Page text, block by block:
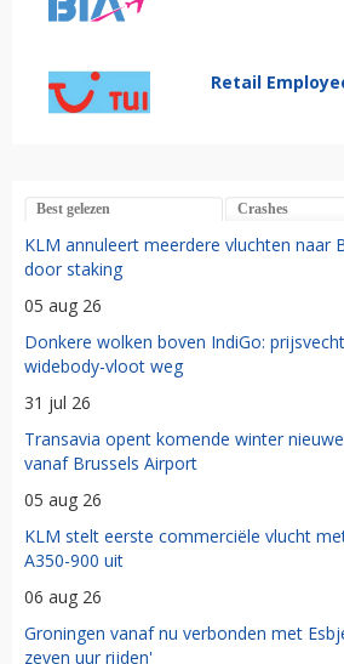
Retail
Best gelezen Crashes
KLM annuleert meerdere vluchten naar
door staking
05 aug 26
Donkere wolken boven IndiGo:
widebody-vloot weg
31 jul 26
Transavia opent komende winter
vanaf Brussels Airport
05 aug 26
KLM stelt eerste commerciële vlucht
A350-900 uit
06 aug 26
Groningen vanaf nu verbonden met
zeven uur rijden'